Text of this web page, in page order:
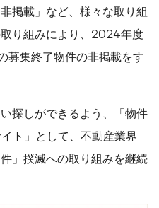
掲載」など、様々な取り組
り組みにより、2024年度
募集終了物件の非掲載をす
探しができるよう、「物件
ト」として、不動産業界
」撲滅への取り組みを継続